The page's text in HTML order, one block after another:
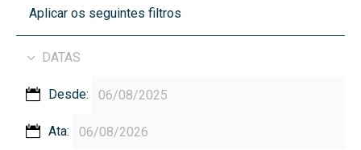
Aplicar os seguintes filtros
DATAS
Desde:
Ata: